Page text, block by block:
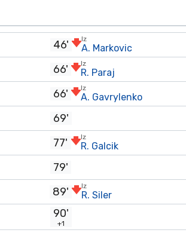
46' Iz
A. Markovic
66' Iz
R. Paraj
66' Iz
A. Gavrylenko
69'
77'
Iz
R. Galcik
79'
89'
Iz
R. Siler
90'
+1